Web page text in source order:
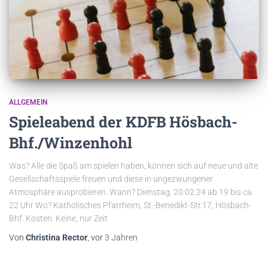
ALLGEMEIN
Spieleabend der KDFB Hösbach-
Bhf./Winzenhohl
Was? Alle die Spaß am spielen haben, können sich auf neue und alte
Gesellschaftsspiele freuen und diese in ungezwungener
Atmosphäre ausprobieren. Wann? Dienstag, 20.02.24 ab 19 bis ca.
22 Uhr Wo? Katholisches Pfarrheim, St.-Benedikt-Str.17, Hösbach-
Bhf. Kosten: Keine, nur Zeit
Von Christina Rector , vor3 Jahren